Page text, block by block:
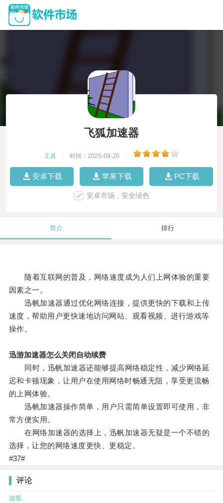
飞狐加速器
工具 时间：2025-09-20
安卓下载 苹果下载 PC下载
安卓市场，安全绿色
简介 排行
随着互联网的普及，网络速度成为人们上网体验的重要
因素之一。
迅帆加速器通过优化网络连接，提供更快的下载和上传
速度，帮助用户更快速地访问网站、观看视频、进行游戏等
操作。
迅游加速器怎么关闭自动续费
同时，迅帆加速器还能够提高网络稳定性，减少网络延
迟和卡顿现象，让用户在使用网络时畅通无阻，享受更流畅
的上网体验。
迅帆加速器操作简单，用户只需简单设置即可使用，非
常方便实用。
在网络加速器的选择上，迅帆加速器无疑是一个不错的
选择，让您的网络速度更快、更稳定。
#37#
评论
游客